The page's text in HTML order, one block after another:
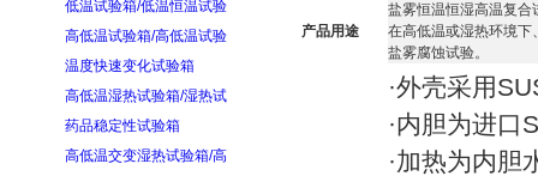
低温试验箱/低温恒温试验
高低温试验箱/高低温试验
温度快速变化试验箱
高低温湿热试验箱/湿热试
药品稳定性试验箱
高低温交变湿热试验箱/高
产品用途
盐雾恒温恒湿高温复合
在高低温或湿热环境下
盐雾腐蚀试验。
·外壳采用
·内胆为进口
·加热为内胆